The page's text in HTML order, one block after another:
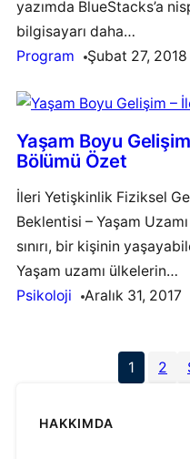
yazımda BlueStacks’a
bilgisayarı daha…
Program
Şubat 27, 2018
Yaşam Boyu
Bölümü Özet
İleri Yetişkinlik Fiziksel
Beklentisi – Yaşam
sınırı, bir kişinin
Yaşam uzamı ülkelerin…
Psikoloji
Aralık 31, 2017
1 2
HAKKIMDA